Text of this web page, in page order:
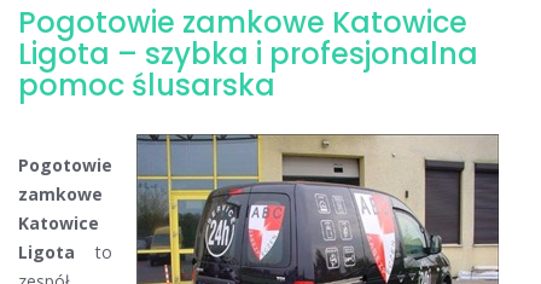
Usługi
ślusarskie
Katowice
Ligota
Pogotowie zamkowe Katowice
Ligota – szybka i profesjonalna
pomoc ślusarska
Pogotowie
zamkowe
Katowice
Ligota to